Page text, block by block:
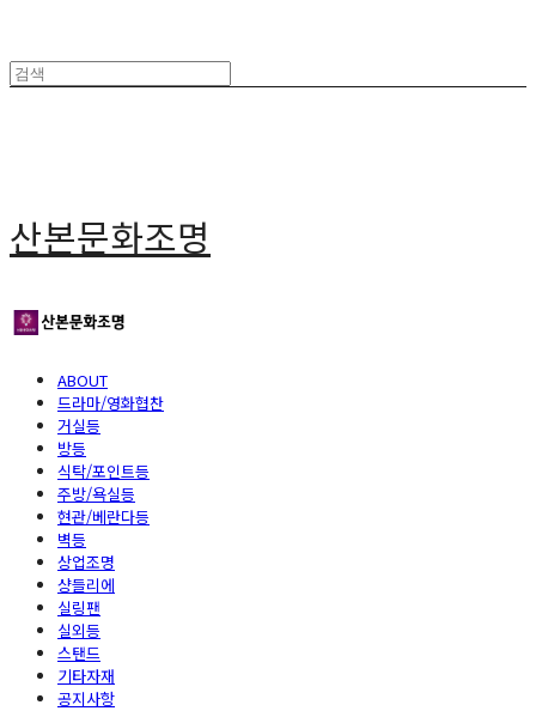
산본문화조명
ABOUT
드라마/영화협찬
거실등
방등
식탁/포인트등
주방/욕실등
현관/베란다등
벽등
상업조명
샹들리에
실링팬
실외등
스탠드
기타자재
공지사항